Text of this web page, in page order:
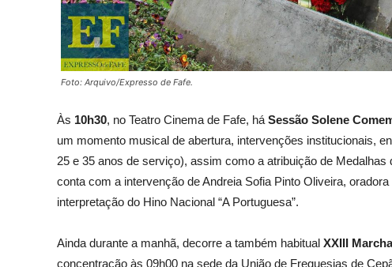
Foto: Arquivo/Expresso de Fafe.
Às 10h30, no Teatro Cinema de Fafe, há Sessão Solene
um momento musical de abertura, intervenções institucionais,
25 e 35 anos de serviço), assim como a atribuição de
conta com a intervenção de Andreia Sofia Pinto Oliveira,
interpretação do Hino Nacional “A Portuguesa”.
Ainda durante a manhã, decorre a também habitual XXIII
concentração às 09h00 na sede da União de Freguesias de